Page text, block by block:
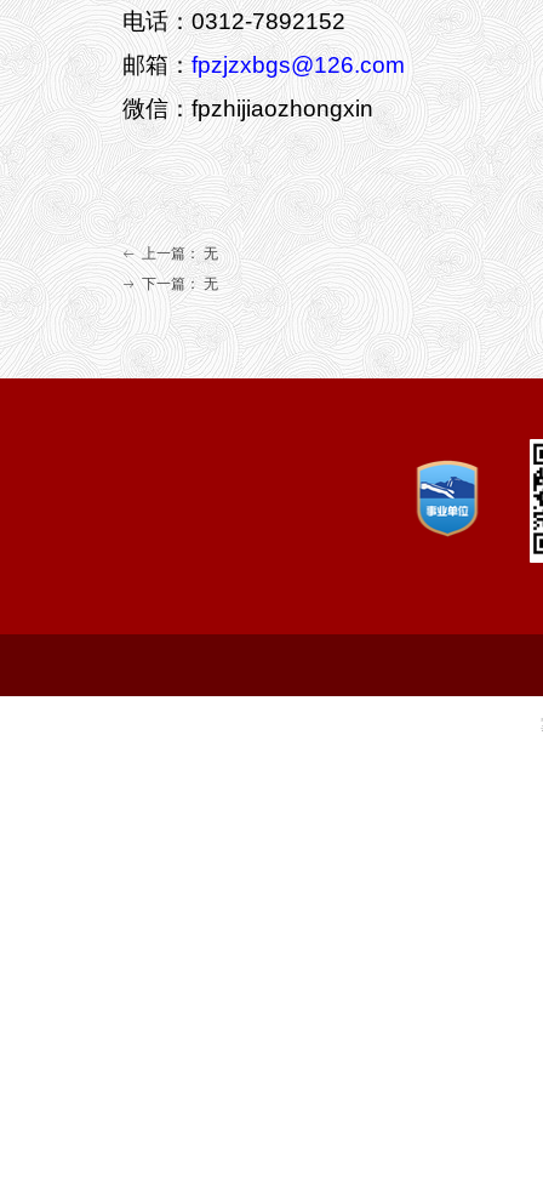
电话：0312-7892152
邮箱：fpzjzxbgs@126.com
微信：fpzhijiaozhongxin
ꂃ 上一篇： 无
ꁹ 下一篇： 无